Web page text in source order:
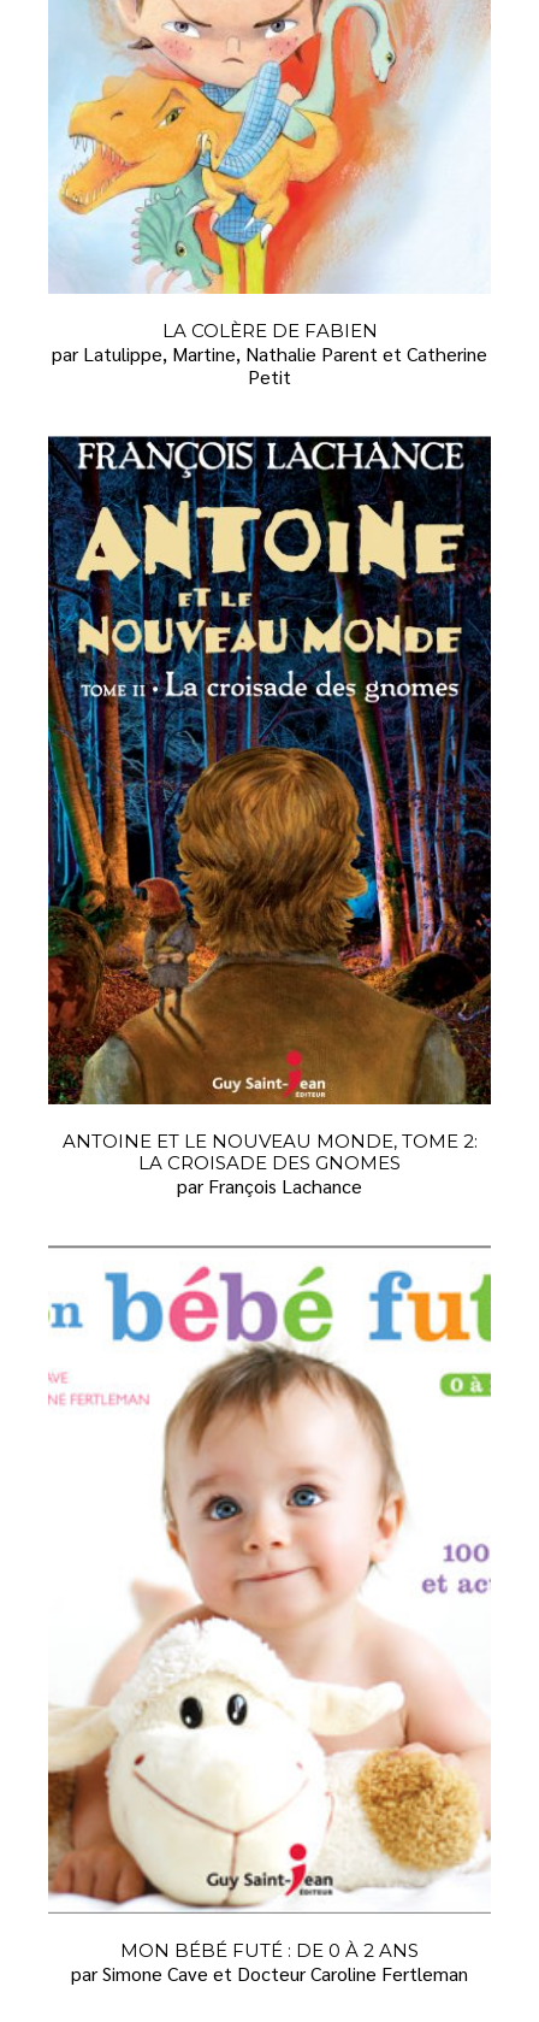
LA COLÈRE DE FABIEN
par Latulippe, Martine, Nathalie Parent et Catherine
Petit
ANTOINE ET LE NOUVEAU MONDE, TOME 2:
LA CROISADE DES GNOMES
par François Lachance
MON BÉBÉ FUTÉ : DE 0 À 2 ANS
par Simone Cave et Docteur Caroline Fertleman